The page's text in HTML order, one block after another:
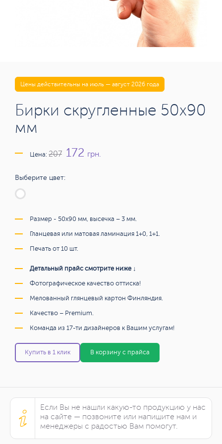
Цены действительны на июль — август 2026 года
Бирки скругленные 50х90
мм
Цена: 207 172 грн.
Выберите цвет:
Размер - 50х90 мм, высечка – 3 мм.
Гланцевая или матовая ламинация 1+0, 1+1.
Печать от 10 шт.
Детальный прайс смотрите ниже ↓
Фотографическое качество оттиска!
Мелованный глянцевый картон Финляндия.
Качество – Premium.
Команда из 17-ти дизайнеров к Вашим услугам!
Купить в 1 клик В корзину с прайса
Если Вы не нашли какую-то продукцию у нас
на сайте — позвоните или напишите нам и
менеджеры с радостью Вам помогут.